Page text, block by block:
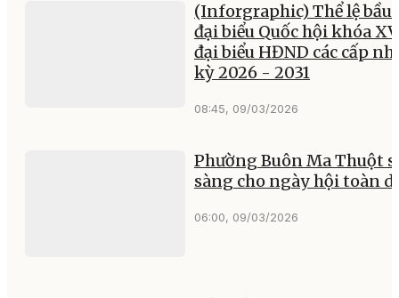
(Inforgraphic) Thể lệ bầu
đại biểu Quốc hội khóa
đại biểu HĐND các cấp
kỳ 2026 - 2031
08:45, 09/03/2026
Phường Buôn Ma Thuột
sàng cho ngày hội toàn
06:00, 09/03/2026